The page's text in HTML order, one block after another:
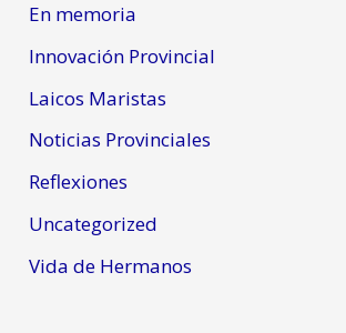
En memoria
Innovación Provincial
Laicos Maristas
Noticias Provinciales
Reflexiones
Uncategorized
Vida de Hermanos